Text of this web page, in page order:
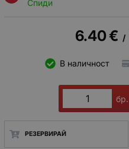
Спиди
6.40€ /
В наличност
бр.
РЕЗЕРВИРАЙ